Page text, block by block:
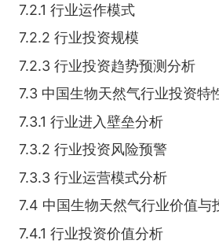
7.2.1 行业运作模式
7.2.2 行业投资规模
7.2.3 行业投资趋势预测分析
7.3 中国生物天然气行业投资特
7.3.1 行业进入壁垒分析
7.3.2 行业投资风险预警
7.3.3 行业运营模式分析
7.4 中国生物天然气行业价值与
7.4.1 行业投资价值分析